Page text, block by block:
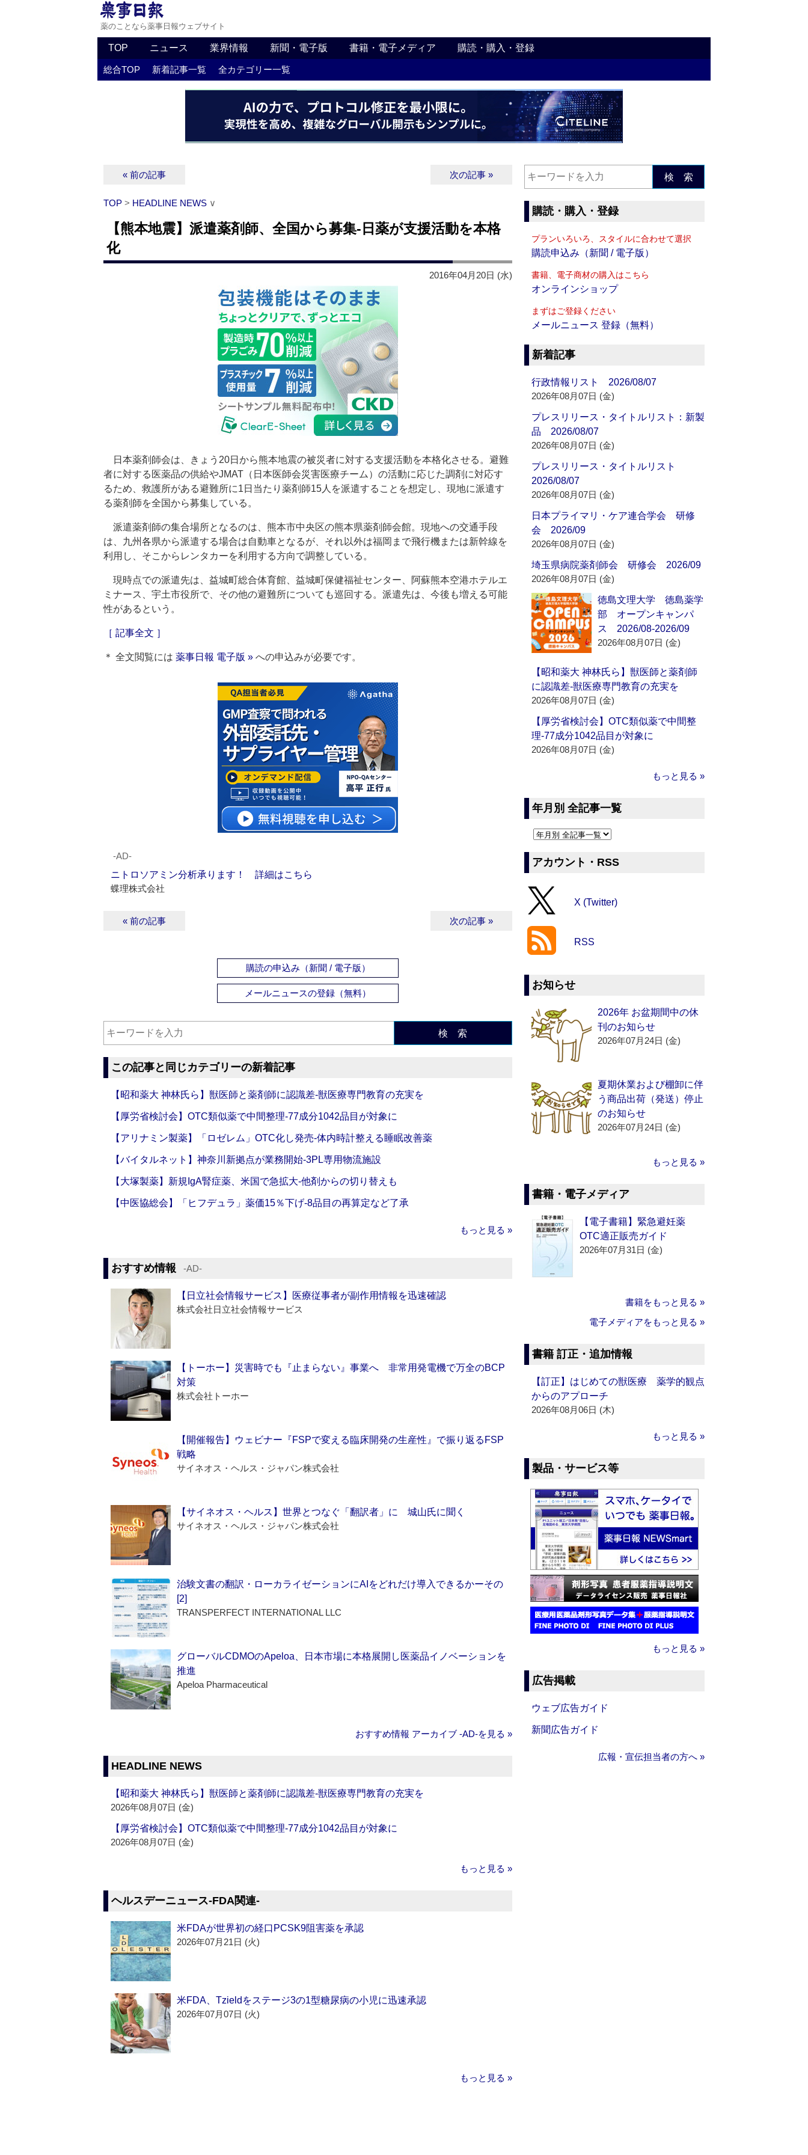
薬のことなら薬事日報ウェブサイト
TOP ニュース 業界情報 新聞・電子版 書籍・電子メディア 購読・購入・登録
総合TOP 新着記事一覧 全カテゴリー一覧
« 前の記事 次の記事 »
TOP > HEADLINE NEWS ∨
【熊本地震】派遣薬剤師、全国から募集‐日薬が支援活動を本格
化
2016年04月20日 (水)
日本薬剤師会は、きょう20日から熊本地震の被災者に対する支援活動を本格化させる。避難
者に対する医薬品の供給やJMAT（日本医師会災害医療チーム）の活動に応じた調剤に対応す
るため、救護所がある避難所に1日当たり薬剤師15人を派遣することを想定し、現地に派遣す
る薬剤師を全国から募集している。
派遣薬剤師の集合場所となるのは、熊本市中央区の熊本県薬剤師会館。現地への交通手段
は、九州各県から派遣する場合は自動車となるが、それ以外は福岡まで飛行機または新幹線を
利用し、そこからレンタカーを利用する方向で調整している。
現時点での派遣先は、益城町総合体育館、益城町保健福祉センター、阿蘇熊本空港ホテルエ
ミナース、宇土市役所で、その他の避難所についても巡回する。派遣先は、今後も増える可能
性があるという。
［ 記事全文 ］
＊ 全文閲覧には 薬事日報 電子版 » への申込みが必要です。
‐AD‐
ニトロソアミン分析承ります！ 詳細はこちら
蝶理株式会社
« 前の記事 次の記事 »
購読の申込み（新聞 / 電子版）
メールニュースの登録（無料）
検 索
この記事と同じカテゴリーの新着記事
【昭和薬大 神林氏ら】獣医師と薬剤師に認識差‐獣医療専門教育の充実を
【厚労省検討会】OTC類似薬で中間整理‐77成分1042品目が対象に
【アリナミン製薬】「ロゼレム」OTC化し発売‐体内時計整える睡眠改善薬
【バイタルネット】神奈川新拠点が業務開始‐3PL専用物流施設
【大塚製薬】新規IgA腎症薬、米国で急拡大‐他剤からの切り替えも
【中医協総会】「ヒフデュラ」薬価15％下げ‐8品目の再算定など了承
もっと見る »
おすすめ情報 ‐AD‐
【日立社会情報サービス】医療従事者が副作用情報を迅速確認
株式会社日立社会情報サービス
【トーホー】災害時でも『止まらない』事業へ 非常用発電機で万全のBCP
対策
株式会社トーホー
【開催報告】ウェビナー『FSPで変える臨床開発の生産性』で振り返るFSP
戦略
サイネオス・ヘルス・ジャパン株式会社
【サイネオス・ヘルス】世界とつなぐ「翻訳者」に 城山氏に聞く
サイネオス・ヘルス・ジャパン株式会社
治験文書の翻訳・ローカライゼーションにAIをどれだけ導入できるかーその
[2]
TRANSPERFECT INTERNATIONAL LLC
グローバルCDMOのApeloa、日本市場に本格展開し医薬品イノベーションを
推進
Apeloa Pharmaceutical
おすすめ情報 アーカイブ ‐AD‐を見る »
HEADLINE NEWS
【昭和薬大 神林氏ら】獣医師と薬剤師に認識差‐獣医療専門教育の充実を
2026年08月07日 (金)
【厚労省検討会】OTC類似薬で中間整理‐77成分1042品目が対象に
2026年08月07日 (金)
もっと見る »
ヘルスデーニュース‐FDA関連‐
米FDAが世界初の経口PCSK9阻害薬を承認
2026年07月21日 (火)
米FDA、Tzieldをステージ3の1型糖尿病の小児に迅速承認
2026年07月07日 (火)
もっと見る »
検 索
購読・購入・登録
プランいろいろ、スタイルに合わせて選択
購読申込み（新聞 / 電子版）
書籍、電子商材の購入はこちら
オンラインショップ
まずはご登録ください
メールニュース 登録（無料）
新着記事
行政情報リスト 2026/08/07
2026年08月07日 (金)
プレスリリース・タイトルリスト：新製
品 2026/08/07
2026年08月07日 (金)
プレスリリース・タイトルリスト
2026/08/07
2026年08月07日 (金)
日本プライマリ・ケア連合学会 研修
会 2026/09
2026年08月07日 (金)
埼玉県病院薬剤師会 研修会 2026/09
2026年08月07日 (金)
徳島文理大学 徳島薬学
部 オープンキャンパ
ス 2026/08-2026/09
2026年08月07日 (金)
【昭和薬大 神林氏ら】獣医師と薬剤師
に認識差‐獣医療専門教育の充実を
2026年08月07日 (金)
【厚労省検討会】OTC類似薬で中間整
理‐77成分1042品目が対象に
2026年08月07日 (金)
もっと見る »
年月別 全記事一覧
アカウント・RSS
X (Twitter)
RSS
お知らせ
2026年 お盆期間中の休
刊のお知らせ
2026年07月24日 (金)
夏期休業および棚卸に伴
う商品出荷（発送）停止
のお知らせ
2026年07月24日 (金)
もっと見る »
書籍・電子メディア
【電子書籍】緊急避妊薬
OTC適正販売ガイド
2026年07月31日 (金)
書籍をもっと見る »
電子メディアをもっと見る »
書籍 訂正・追加情報
【訂正】はじめての獣医療 薬学的観点
からのアプローチ
2026年08月06日 (木)
もっと見る »
製品・サービス等
もっと見る »
広告掲載
ウェブ広告ガイド
新聞広告ガイド
広報・宣伝担当者の方へ »